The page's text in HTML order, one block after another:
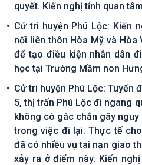
quyết. Kiến nghị tỉnh quan
Cử tri huyện Phú Lộc: Kiến
nối liên thôn Hòa Mỹ và
để tạo điều kiện nhân dân
học tại Trường Mầm non
Cử tri huyện Phú Lộc: Tuyến
5, thị trấn Phú Lộc đi ngang
không có gác chắn gây
trong việc đi lại. Thực tế
đã có nhiều vụ tai nạn giao
xảy ra ở điểm này. Kiến